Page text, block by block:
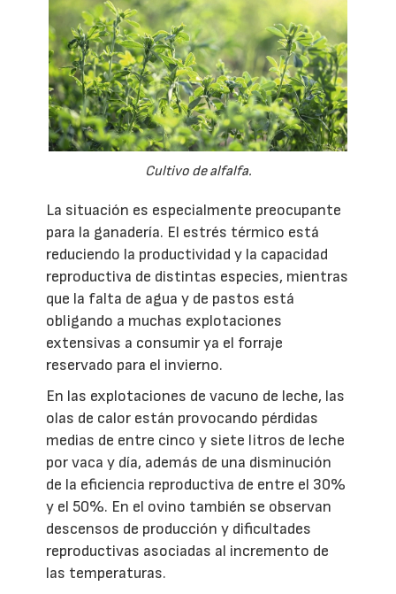
Cultivo de alfalfa.
La situación es especialmente preocupante
para la ganadería. El estrés térmico está
reduciendo la productividad y la capacidad
reproductiva de distintas especies, mientras
que la falta de agua y de pastos está
obligando a muchas explotaciones
extensivas a consumir ya el forraje
reservado para el invierno.
En las explotaciones de vacuno de leche, las
olas de calor están provocando pérdidas
medias de entre cinco y siete litros de leche
por vaca y día, además de una disminución
de la eficiencia reproductiva de entre el 30%
y el 50%. En el ovino también se observan
descensos de producción y dificultades
reproductivas asociadas al incremento de
las temperaturas.